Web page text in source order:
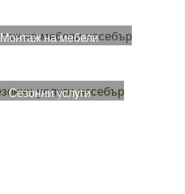
Монтаж на мебели
Сезонни услуги